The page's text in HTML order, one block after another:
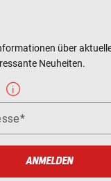
über
Neuheiten.
ANMELDEN